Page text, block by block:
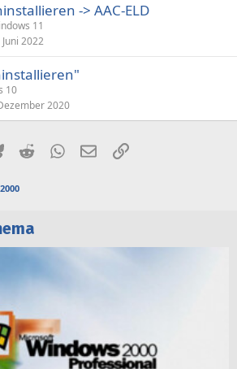
-> AAC-ELD
11
2022
10
2020
BlueskyRedditWhatsApp
E-MailLink